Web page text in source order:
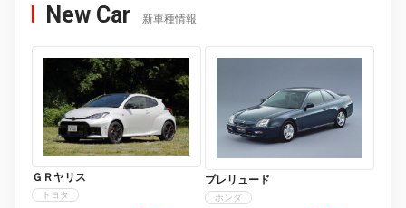
New Car 新車種情報
ＧＲヤリス
トヨタ
プレリュード
ホンダ